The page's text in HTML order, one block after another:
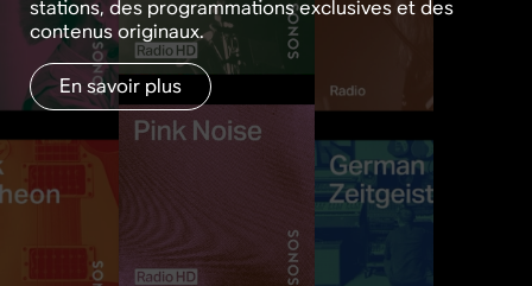
stations, des programmations exclusives et des
contenus originaux.
En savoir plus